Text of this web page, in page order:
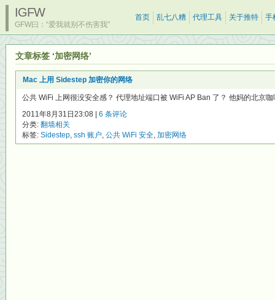
IGFW
GFW曰：“爱我就别不伤害我”
首页 乱七八糟 代理工具 关于推特 手
文章标签 ‘加密网络’
Mac 上用 Sidestep 加密你的网络
公共 WiFi 上网很没安全感？ 代理地址端口被 WiFi AP Ban 了？ 他妈的北京
2011年8月31日23:08 | 6 条评论
分类: 翻墙相关
标签: Sidestep, ssh 账户, 公共 WiFi 安全, 加密网络